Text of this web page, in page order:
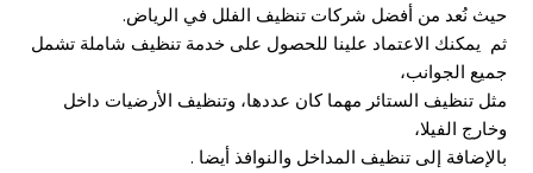
حيث نُعد من أفضل شركات تنظيف الفلل في الرياض.
ثم يمكنك الاعتماد علينا للحصول على خدمة تنظيف شاملة تشمل
جميع الجوانب،
مثل تنظيف الستائر مهما كان عددها، وتنظيف الأرضيات داخل
وخارج الفيلا،
بالإضافة إلى تنظيف المداخل والنوافذ أيضا .